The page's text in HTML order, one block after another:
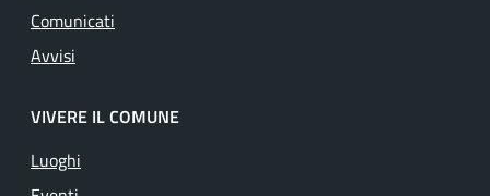
Comunicati
Avvisi
VIVERE IL COMUNE
Luoghi